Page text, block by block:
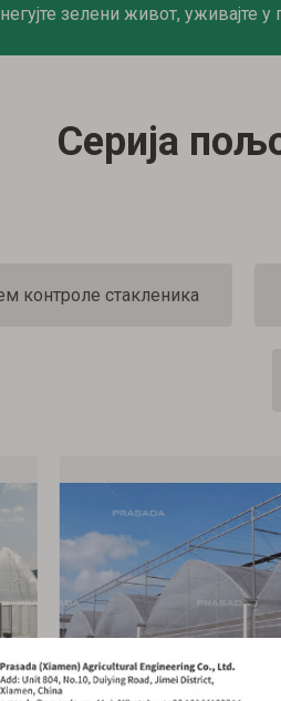
зелени живот, уживајте
Серија
контроле стакленика